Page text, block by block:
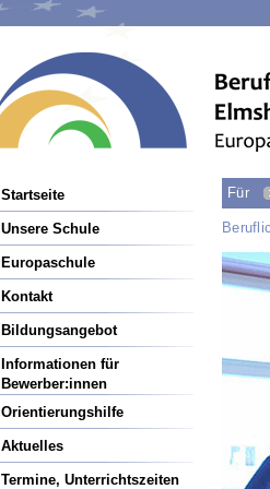
Für
Navigation
Startseite
Unsere Schule
Europaschule
Kontakt
Bildungsangebot
Informationen für
Bewerber:innen
Orientierungshilfe
Aktuelles
Termine, Unterrichtszeiten